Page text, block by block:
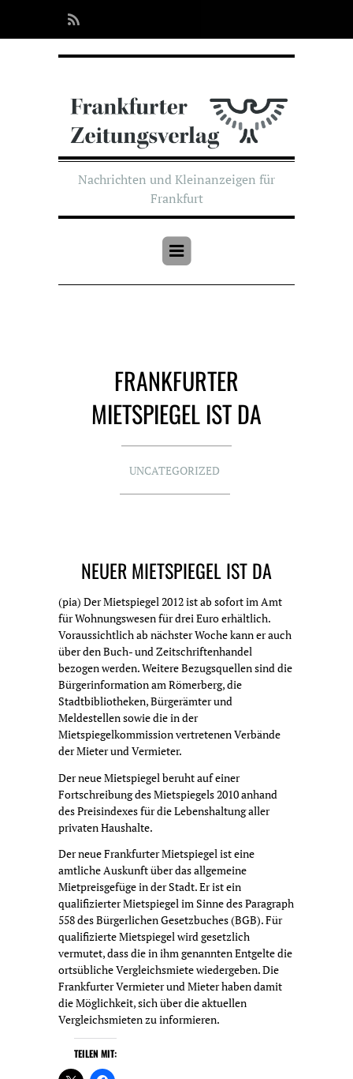
Nachrichten und Kleinanzeigen für
Frankfurt
FRANKFURTER
MIETSPIEGEL IST DA
UNCATEGORIZED
NEUER MIETSPIEGEL IST DA
(pia) Der Mietspiegel 2012 ist ab sofort im Amt
für Wohnungswesen für drei Euro erhältlich.
Voraussichtlich ab nächster Woche kann er auch
über den Buch- und Zeitschriftenhandel
bezogen werden. Weitere Bezugsquellen sind die
Bürgerinformation am Römerberg, die
Stadtbibliotheken, Bürgerämter und
Meldestellen sowie die in der
Mietspiegelkommission vertretenen Verbände
der Mieter und Vermieter.
Der neue Mietspiegel beruht auf einer
Fortschreibung des Mietspiegels 2010 anhand
des Preisindexes für die Lebenshaltung aller
privaten Haushalte.
Der neue Frankfurter Mietspiegel ist eine
amtliche Auskunft über das allgemeine
Mietpreisgefüge in der Stadt. Er ist ein
qualifizierter Mietspiegel im Sinne des Paragraph
558 des Bürgerlichen Gesetzbuches (BGB). Für
qualifizierte Mietspiegel wird gesetzlich
vermutet, dass die in ihm genannten Entgelte die
ortsübliche Vergleichsmiete wiedergeben. Die
Frankfurter Vermieter und Mieter haben damit
die Möglichkeit, sich über die aktuellen
Vergleichsmieten zu informieren.
TEILEN MIT: